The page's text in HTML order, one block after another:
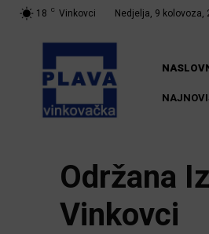
18 C Vinkovci Nedjelja, 9 kolovoza,
Održana
Vinkovci